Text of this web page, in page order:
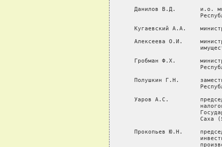
Данилов В.Д.       и.о.
Кугаевский А.А.
Алексеева О.И.
Гробман Ф.Х.
Полушкин Г.Н.
Уаров А.С.
Саха
Прокопьев Ю.Н.